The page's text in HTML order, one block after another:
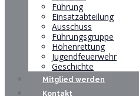
Führung
Einsatzabteilung
Ausschuss
Führungsgruppe
Höhenrettung
Jugendfeuerwehr
Geschichte
Mitglied werden
Kontakt